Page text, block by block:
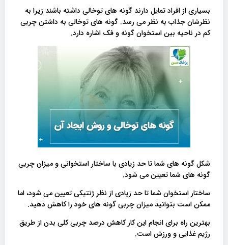
بسیاری از افراد تمایل دارند گونه های توخالی داشته باشند زیرا به
نظرشان جذاب به نظر می رسد. گونه های توخالی به داشتن چربی
کم در ناحیه بین استخوان گونه و فک اشاره دارد.
شکل گونه های شما تا حد زیادی با ساختار استخوانی و میزان چربی
گونه های شما تعیین می شود.
ساختار استخوان شما تا حد زیادی از نظر ژنتیکی تعیین می شود، اما
ممکن است بتوانید میزان چربی گونه های خود را کاهش دهید.
بهترین راه برای انجام این کار کاهش درصد چربی کلی بدن از طریق
رژیم غذایی و ورزش است.